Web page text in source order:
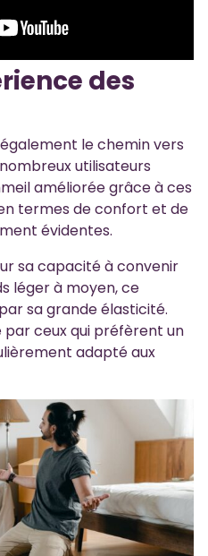
des
le chemin vers
utilisateurs
améliorée grâce à ces
termes de confort et de
évidentes.
sa capacité à convenir
léger à moyen, ce
sa grande élasticité.
par ceux qui préfèrent un
adapté aux